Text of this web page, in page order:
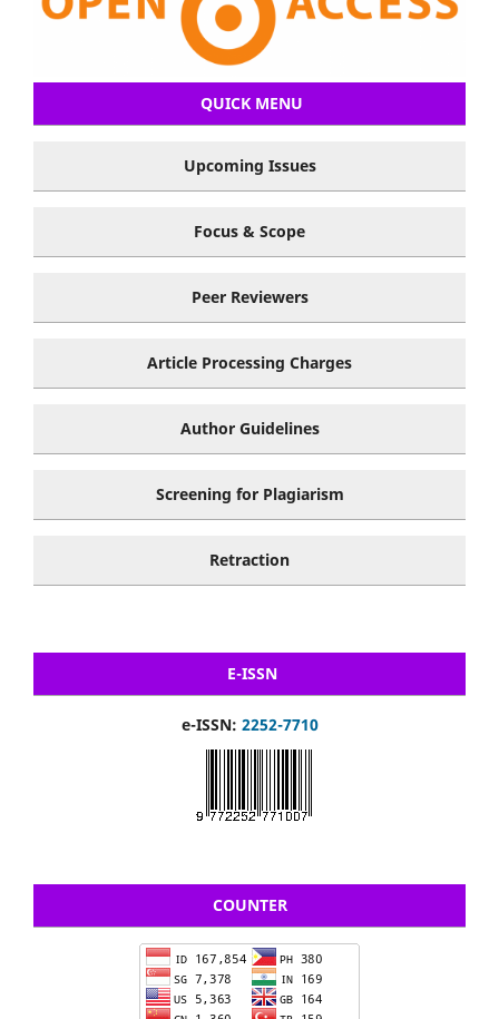
QUICK MENU
Upcoming Issues
Focus & Scope
Peer Reviewers
Article Processing Charges
Author Guidelines
Screening for Plagiarism
Retraction
E-ISSN
e-ISSN: 2252-7710
COUNTER